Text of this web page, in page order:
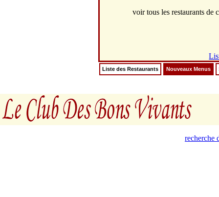
voir tous les restaurants de
Liste des Restaurants Nouveaux Menus
recherche